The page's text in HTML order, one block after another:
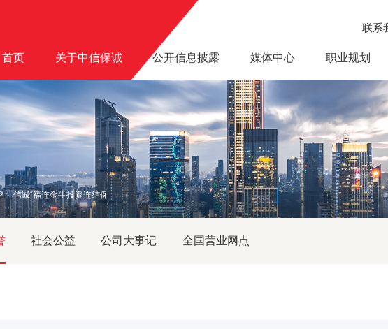
联系
首页 关于中信保诚 公开信息披露 媒体中心 职业规划
· 信诚“福连金生投资连结保险综合理财计划”获得年度产品创新奖
社会公益 公司大事记 全国营业网点